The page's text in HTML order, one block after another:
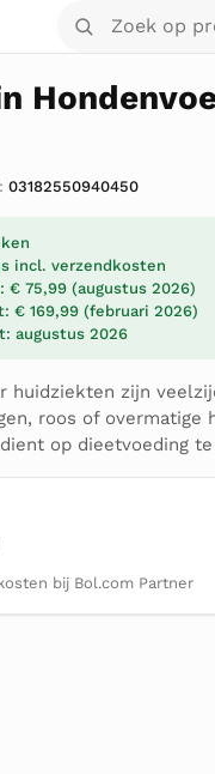
Zoek op product
03182550940450
incl. verzendkosten
€ 75,99 (augustus 2026)
€ 169,99 (februari 2026)
augustus 2026
huidziekten zijn
roos of overmatige
op dieetvoeding
bij Bol.com Partner